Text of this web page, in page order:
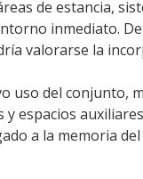
de estancia,
inmediato.
valorarse la
uso del conjunto,
espacios
a la memoria del